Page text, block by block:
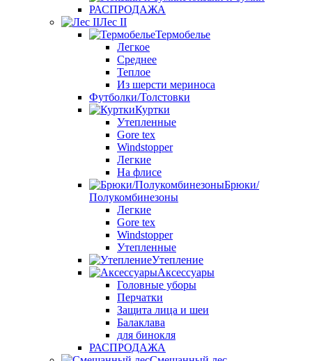
РАСПРОДАЖА
Лес II
Термобелье
Легкое
Среднее
Теплое
Из шерсти мериноса
Футболки/Толстовки
Куртки
Утепленные
Gore tex
Windstopper
Легкие
На флисе
Брюки/
Полукомбинезоны
Легкие
Gore tex
Windstopper
Утепленные
Утепление
Аксессуары
Головные уборы
Перчатки
Защита лица и шеи
Балаклава
для бинокля
РАСПРОДАЖА